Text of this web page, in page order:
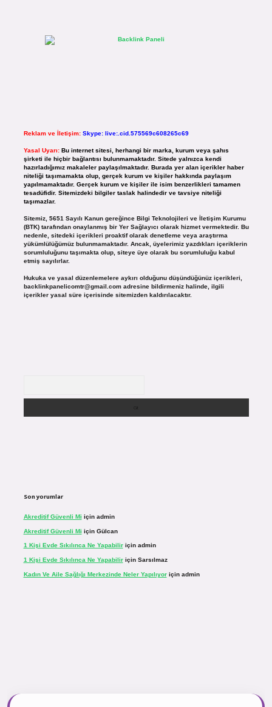
Reklam ve İletişim: Skype: live:.cid.575569c608265c69
Yasal Uyarı: Bu internet sitesi, herhangi bir marka, kurum veya şahıs
şirketi ile hiçbir bağlantısı bulunmamaktadır. Sitede yalnızca kendi
hazırladığımız makaleler paylaşılmaktadır. Burada yer alan içerikler haber
niteliği taşımamakta olup, gerçek kurum ve kişiler hakkında paylaşım
yapılmamaktadır. Gerçek kurum ve kişiler ile isim benzerlikleri tamamen
tesadüfidir. Sitemizdeki bilgiler taslak halindedir ve tavsiye niteliği
taşımazlar.
Sitemiz, 5651 Sayılı Kanun gereğince Bilgi Teknolojileri ve İletişim Kurumu
(BTK) tarafından onaylanmış bir Yer Sağlayıcı olarak hizmet vermektedir. Bu
nedenle, sitedeki içerikleri proaktif olarak denetleme veya araştırma
yükümlülüğümüz bulunmamaktadır. Ancak, üyelerimiz yazdıkları içeriklerin
sorumluluğunu taşımakta olup, siteye üye olarak bu sorumluluğu kabul
etmiş sayılırlar.
Hukuka ve yasal düzenlemelere aykırı olduğunu düşündüğünüz içerikleri,
backlinkpanelicomtr@gmail.comadresine bildirmeniz halinde, ilgili
içerikler yasal süre içerisinde sitemizden kaldırılacaktır.
Son yorumlar
Akreditif Güvenli Mi için admin
Akreditif Güvenli Mi için Gülcan
1 Kişi Evde Sıkılınca Ne Yapabiliriçin admin
1 Kişi Evde Sıkılınca Ne Yapabiliriçin Sarsılmaz
Kadın Ve Aile Sağlığı Merkezinde Neler Yapılıyoriçin admin